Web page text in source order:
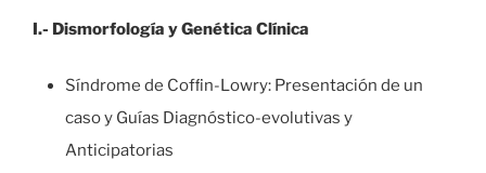
I.- Dismorfología y Genética Clínica
Síndrome de Cofﬁn-Lowry: Presentación de un
caso y Guías Diagnóstico-evolutivas y
Anticipatorias